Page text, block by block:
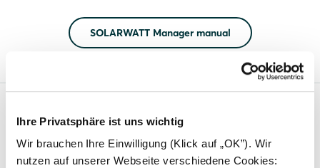
Ihre Privatsphäre ist uns wichtig
Wir brauchen Ihre Einwilligung (Klick auf „OK”). Wir
nutzen auf unserer Webseite verschiedene Cookies:
SOLARWATT Manager manual
Solarwatt
News